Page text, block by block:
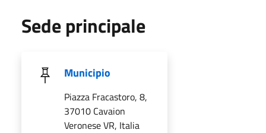
Sede principale
Municipio
Piazza Fracastoro, 8,
37010 Cavaion
Veronese VR, Italia